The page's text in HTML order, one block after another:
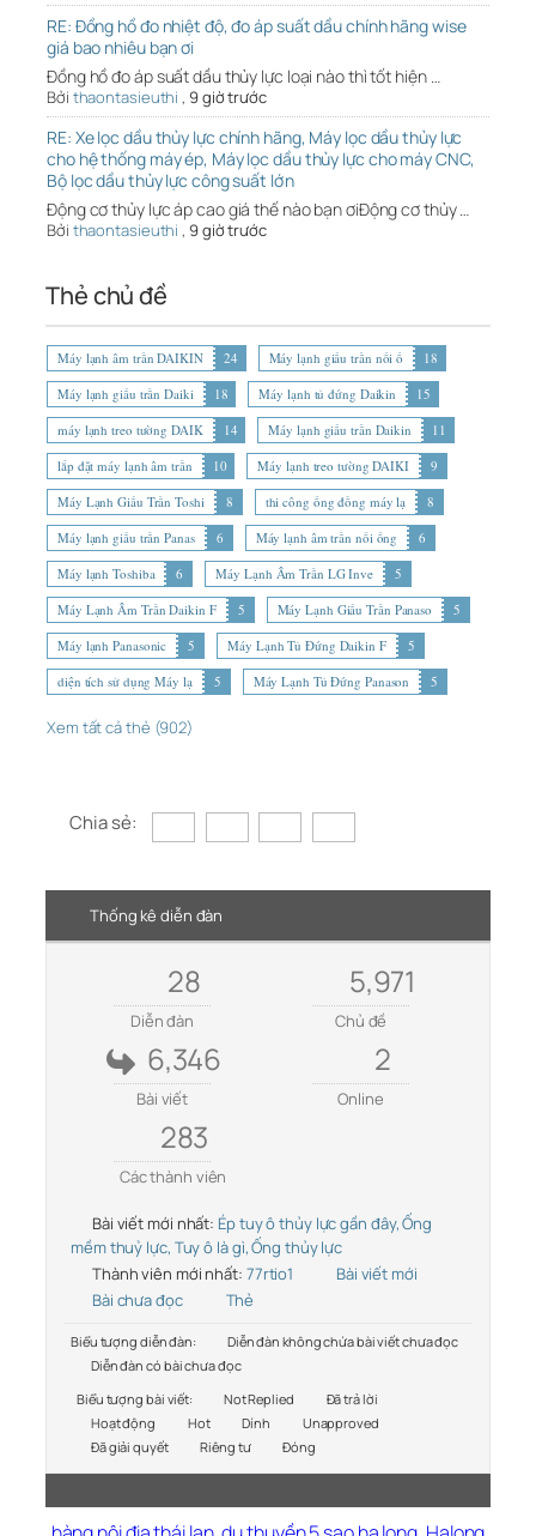
RE: Đồng hồ đo nhiệt độ, đo áp suất dầu chính hãng wise
giá bao nhiêu bạn ơi
Đồng hồ đo áp suất dầu thủy lực loại nào thì tốt hiện …
Bởi thaontasieuthi , 9 giờ trước
RE: Xe lọc dầu thủy lực chính hãng, Máy lọc dầu thủy lực
cho hệ thống máy ép, Máy lọc dầu thủy lực cho máy CNC,
Bộ lọc dầu thủy lực công suất lớn
Động cơ thủy lực áp cao giá thế nào bạn ơiĐộng cơ thủy …
Bởi thaontasieuthi , 9 giờ trước
Thẻ chủ đề
Máy lạnh âm trần DAIKIN 24 Máy lạnh giấu trần nối ố
18
Máy lạnh giấu trần Daiki
18 Máy lạnh tủ đứng Daikin
15
máy lạnh treo tường DAIK
14 Máy lạnh giấu trần Daikin
11
lắp đặt máy lạnh âm trần
10 Máy lạnh treo tường DAIKI
9
Máy Lạnh Giấu Trần Toshi
8 thi công ống đồng máy lạ
8
Máy lạnh giấu trần Panas
6 Máy lạnh âm trần nối ống
6
Máy lạnh Toshiba
6 Máy Lạnh Âm Trần LG Inve
5
Máy Lạnh Âm Trần Daikin F
5 Máy Lạnh Giấu Trần Panaso
5
Máy lạnh Panasonic
5 Máy Lạnh Tủ Đứng Daikin F
5
diện tích sử dụng Máy lạ
5 Máy Lạnh Tủ Đứng Panason 5
Xem tất cả thẻ (902)
Chia sẻ:
Thống kê diễn đàn
28
Diễn đàn
5,971
Chủ đề
6,346
Bài viết
2
Online
283
Các thành viên
Bài viết mới nhất: Ép tuy ô thủy lực gần đây, Ống
mềm thuỷ lực, Tuy ô là gì, Ống thủy lực
Thành viên mới nhất: 77rtio1
Bài viết mới
Bài chưa đọc
Thẻ
Biểu tượng diễn đàn:
Diễn đàn không chứa bài viết chưa đọc
Diễn đàn có bài chưa đọc
Biểu tượng bài viết:
Not Replied
Đã trả lời
Hoạt động
Hot Dính
Unapproved
Đã giải quyết
Riêng tư Đóng